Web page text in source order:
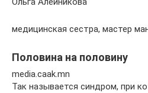
медицинская сестра, мастер
Половина на половину
media.caak.mn
Так называется синдром, при